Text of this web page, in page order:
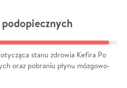
stanu zdrowia Kefira Po
oraz pobraniu płynu mózgowo-